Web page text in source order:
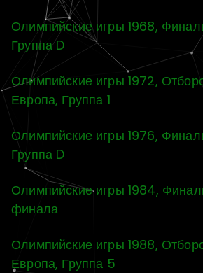
Олимпийские игры 1968,
Группа D
Олимпийские игры 1972,
Европа, Группа 1
Олимпийские игры 1976,
Группа D
Олимпийские игры 1984,
финала
Олимпийские игры 1988,
Европа, Группа 5